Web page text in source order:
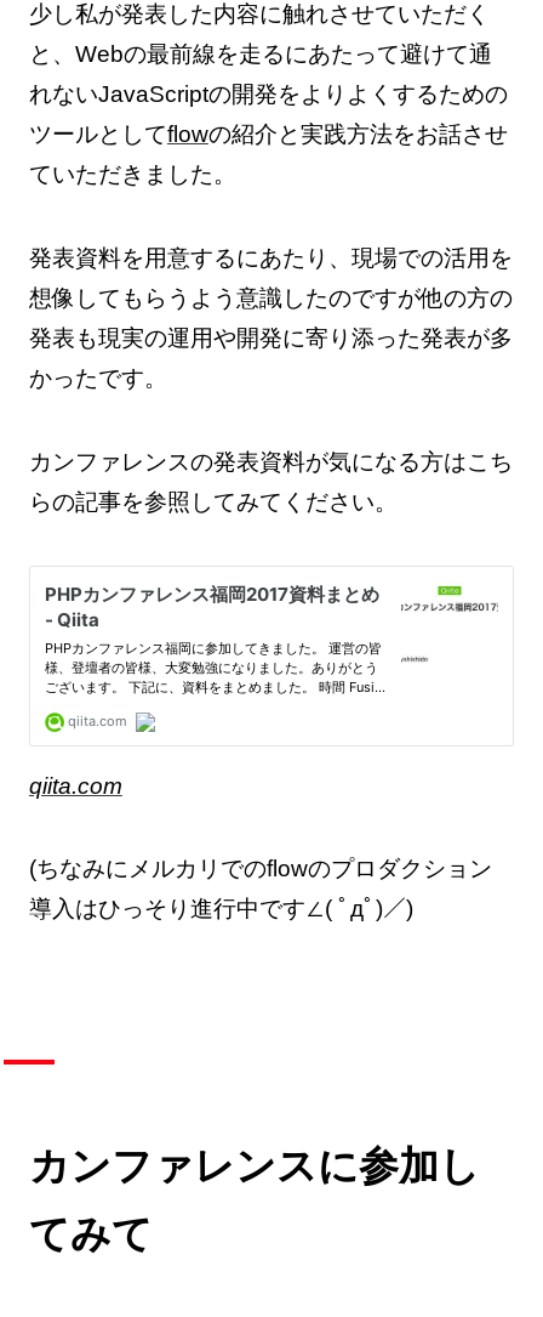
少し私が発表した内容に触れさせていただく
と、Webの最前線を走るにあたって避けて通
れないJavaScriptの開発をよりよくするための
ツールとしてflowの紹介と実践方法をお話させ
ていただきました。
発表資料を用意するにあたり、現場での活用を
想像してもらうよう意識したのですが他の方の
発表も現実の運用や開発に寄り添った発表が多
かったです。
カンファレンスの発表資料が気になる方はこち
らの記事を参照してみてください。
qiita.com
(ちなみにメルカリでのflowのプロダクション
導入はひっそり進行中です∠( ﾟдﾟ)／)
カンファレンスに参加し
てみて